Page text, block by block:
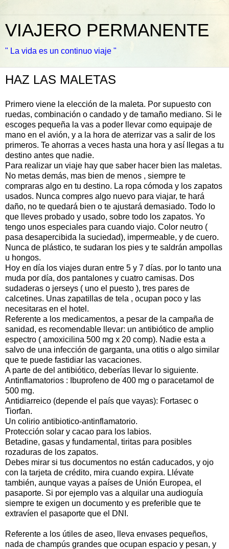
VIAJERO PERMANENTE
" La vida es un continuo viaje "
HAZ LAS MALETAS
Primero viene la elección de la maleta. Por supuesto con
ruedas, combinación o candado y de tamaño mediano. Si le
escoges pequeña la vas a poder llevar como equipaje de
mano en el avión, y a la hora de aterrizar vas a salir de los
primeros. Te ahorras a veces hasta una hora y así llegas a tu
destino antes que nadie.
Para realizar un viaje hay que saber hacer bien las maletas.
No metas demás, mas bien de menos , siempre te
compraras algo en tu destino. La ropa cómoda y los zapatos
usados. Nunca compres algo nuevo para viajar, te hará
daño, no te quedará bien o te ajustará demasiado. Todo lo
que lleves probado y usado, sobre todo los zapatos. Yo
tengo unos especiales para cuando viajo. Color neutro (
pasa desapercibida la suciedad), impermeable, y de cuero.
Nunca de plástico, te sudaran los pies y te saldrán ampollas
u hongos.
Hoy en día los viajes duran entre 5 y 7 días. por lo tanto una
muda por día, dos pantalones y cuatro camisas. Dos
sudaderas o jerseys ( uno el puesto ), tres pares de
calcetines. Unas zapatillas de tela , ocupan poco y las
necesitaras en el hotel.
Referente a los medicamentos, a pesar de la campaña de
sanidad, es recomendable llevar: un antibiótico de amplio
espectro ( amoxicilina 500 mg x 20 comp). Nadie esta a
salvo de una infección de garganta, una otitis o algo similar
que te puede fastidiar las vacaciones.
A parte de del antibiótico, deberías llevar lo siguiente.
Antinflamatorios : Ibuprofeno de 400 mg o paracetamol de
500 mg.
Antidiarreico (depende el país que vayas): Fortasec o
Tiorfan.
Un colirio antibiotico-antinflamatorio.
Protección solar y cacao para los labios.
Betadine, gasas y fundamental, tiritas para posibles
rozaduras de los zapatos.
Debes mirar si tus documentos no están caducados, y ojo
con la tarjeta de crédito, mira cuando expira. Llévate
también, aunque vayas a países de Unión Europea, el
pasaporte. Si por ejemplo vas a alquilar una audioguía
siempre te exigen un documento y es preferible que te
extravíen el pasaporte que el DNI .
Referente a los útiles de aseo, lleva envases pequeños,
nada de champús grandes que ocupan espacio y pesan, y